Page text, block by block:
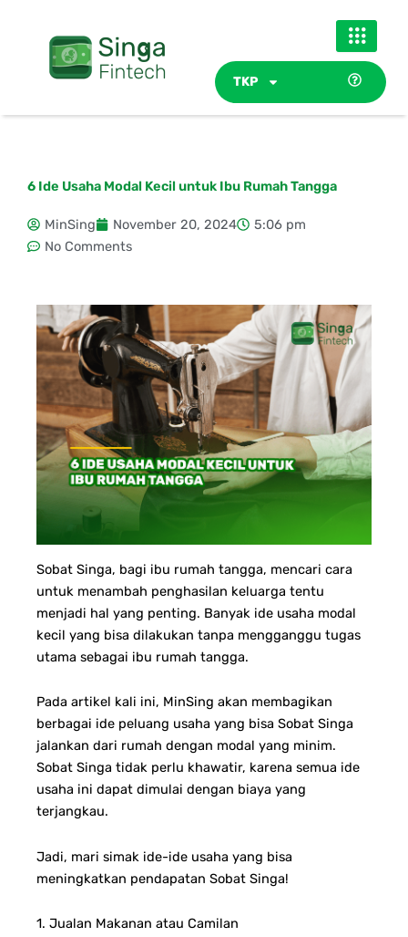
TKP
6 Ide Usaha Modal Kecil untuk Ibu Rumah Tangga
MinSing November 20, 2024
5:06 pm
No Comments
Sobat Singa, bagi ibu rumah tangga, mencari cara
untuk menambah penghasilan keluarga tentu
menjadi hal yang penting. Banyak ide usaha modal
kecil yang bisa dilakukan tanpa mengganggu tugas
utama sebagai ibu rumah tangga.
Pada artikel kali ini, MinSing akan membagikan
berbagai ide peluang usaha yang bisa Sobat Singa
jalankan dari rumah dengan modal yang minim.
Sobat Singa tidak perlu khawatir, karena semua ide
usaha ini dapat dimulai dengan biaya yang
terjangkau.
Jadi, mari simak ide-ide usaha yang bisa
meningkatkan pendapatan Sobat Singa!
1. Jualan Makanan atau Camilan